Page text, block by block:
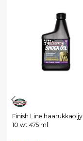
Finish Line haarukkaöljy
10 wt 475 ml